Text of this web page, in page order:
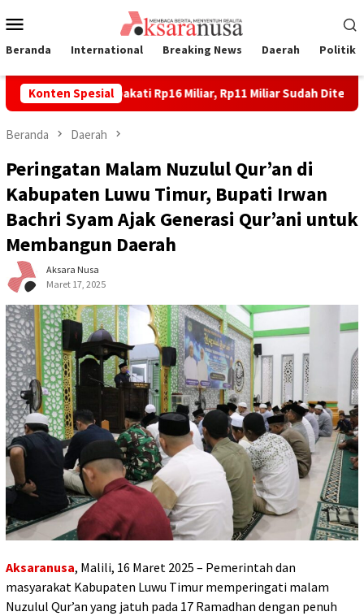
ke
Mobile
Beranda International Breaking News Daerah Politik
Konten Spesial
Laoli Disepakati Rp16 Miliar, Rp11 Miliar Sudah Diterima 83
Beranda Daerah
Peringatan Malam Nuzulul Qur’an di
Kabupaten Luwu Timur, Bupati Irwan
Bachri Syam Ajak Generasi Qur’ani untuk
Membangun Daerah
Aksara Nusa
Maret 17, 2025
Aksaranusa, Malili, 16 Maret 2025 – Pemerintah dan
masyarakat Kabupaten Luwu Timur memperingati malam
Nuzulul Qur’an yang jatuh pada 17 Ramadhan dengan penuh